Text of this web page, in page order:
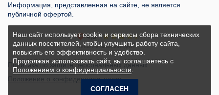
Информация, представленная на сайте, не является
публичной офертой.
Политика по защите персональных данных
Положение о конфиденциальности
Наш сайт использует cookie и сервисы сбора технических
данных посетителей, чтобы улучшить работу сайта,
повысить его эффективность и удобство.
Продолжая использовать сайт, вы соглашаетесь с
Положением о конфиденциальности.
СОГЛАСЕН